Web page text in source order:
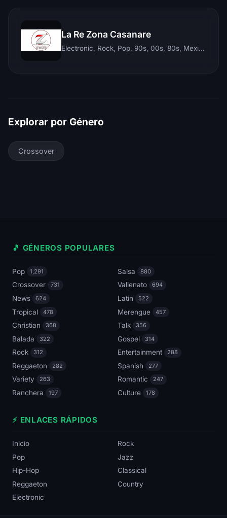
La Re Zona Casanare
Electronic, Rock, Pop, 90s, 00s, 80s, Mexican, Ranchera, Reggaeton, Instrumental, Salsa, Merengue, Tropical, Romantic, Vallenato, Llanera
Explorar por Género
Crossover
🎵 GÉNEROS POPULARES
Pop 1,291 Salsa 880
Crossover 731 Vallenato 694
News 624 Latin 522
Tropical 478 Merengue 457
Christian 368 Talk 356
Balada 322 Gospel 314
Rock 312 Entertainment 288
Reggaeton 282 Spanish 277
Variety 263 Romantic 247
Ranchera 197 Culture 178
⚡ ENLACES RÁPIDOS
Inicio
Rock
Pop
Jazz
Hip-Hop
Classical
Reggaeton
Country
Electronic